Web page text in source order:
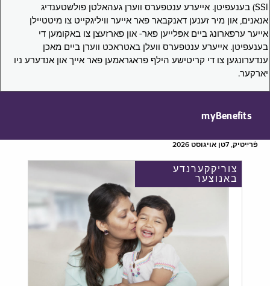
SSI) בענעפיטן. אייערע ענטפערס ווערן געהאלטן פולשטענדיג
אנאנים, און מיר זענען דאנקבאר פאר אייער וויליגקייט צו מיטטיילן
אייער ערפארונג ביים אפּלייען פאר- און פארזעצן צו באקומען די
בענעפיטן. אייערע ענטפערס וועלן באטראכט ווערן ביים מאכן
ענדערונגען צו די קריטישע הילף פראגראמען פאר אייך און אנדערע ניו
יארקער.
myBenefits
פֿרײַטיק, 7טן אויגוסט 2026
צוריקקערנדע
באנוצער